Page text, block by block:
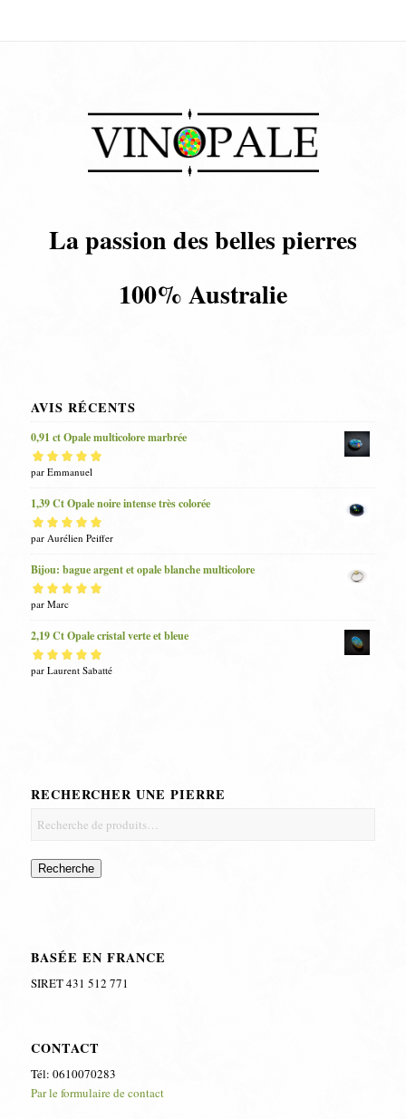
La passion des belles pierres
100% Australie
AVIS RÉCENTS
0,91 ct Opale multicolore marbrée
Note5sur 5
par Emmanuel
1,39 Ct Opale noire intense très colorée
Note5sur 5
par Aurélien Peiffer
Bijou: bague argent et opale blanche multicolore
Note5sur 5
par Marc
2,19 Ct Opale cristal verte et bleue
Note5sur 5
par Laurent Sabatté
RECHERCHER UNE PIERRE
Recherche
BASÉE EN FRANCE
SIRET 431 512 771
CONTACT
Tél: 0610070283
Par le formulaire de contact